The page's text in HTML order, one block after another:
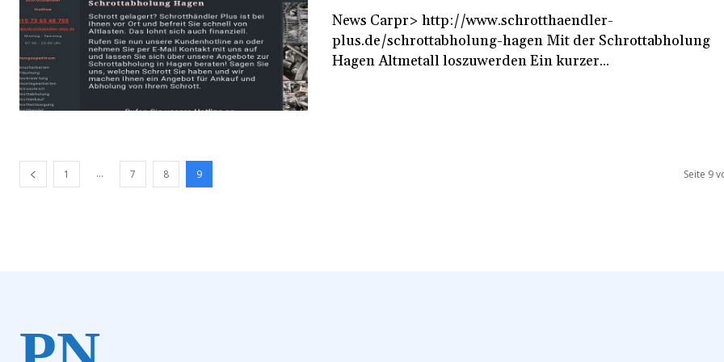
News Carpr> http://www.schrotthaendler-
plus.de/schrottabholung-hagen Mit der Schrottabholung
Hagen Altmetall loszuwerden Ein kurzer...
1 ... 7 8 9 Seite 9